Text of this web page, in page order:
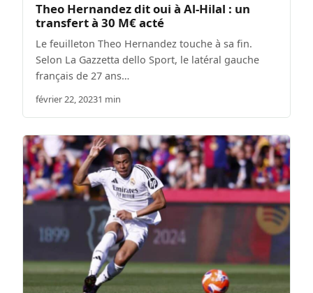
Theo Hernandez dit oui à Al-Hilal : un
transfert à 30 M€ acté
Le feuilleton Theo Hernandez touche à sa fin.
Selon La Gazzetta dello Sport, le latéral gauche
français de 27 ans…
février 22, 20231 min